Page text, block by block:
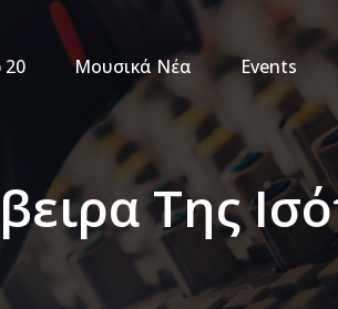
20 Μουσικά Νέα Events
Της